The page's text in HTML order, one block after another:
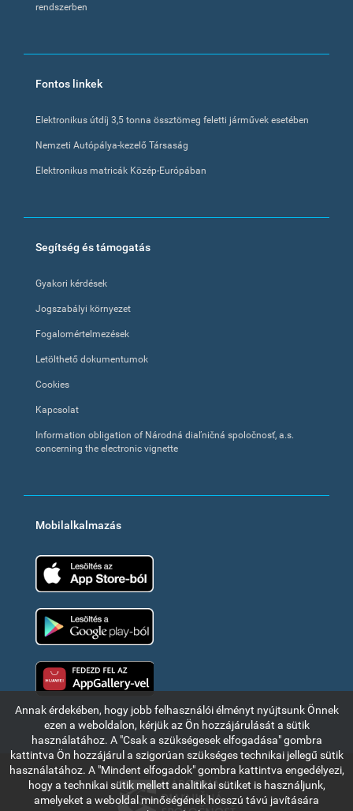
rendszerben
Fontos linkek
Elektronikus útdíj 3,5 tonna össztömeg feletti járművek esetében
Nemzeti Autópálya-kezelő Társaság
Elektronikus matricák Közép-Európában
Segítség és támogatás
Gyakori kérdések
Jogszabályi környezet
Fogalomértelmezések
Letölthető dokumentumok
Cookies
Kapcsolat
Information obligation of Národná diaľničná spoločnosť, a.s.
concerning the electronic vignette
Mobilalkalmazás
Annak érdekében, hogy jobb felhasználói élményt nyújtsunk Önnek
ezen a weboldalon, kérjük az Ön hozzájárulását a sütik
használatához. A "Csak a szükségesek elfogadása" gombra
kattintva Ön hozzájárul a szigorúan szükséges technikai jellegű sütik
használatához. A "Mindent elfogadok" gombra kattintva engedélyezi,
hogy a technikai sütik mellett analitikai sütiket is használjunk,
amelyeket a weboldal minőségének hosszú távú javítására